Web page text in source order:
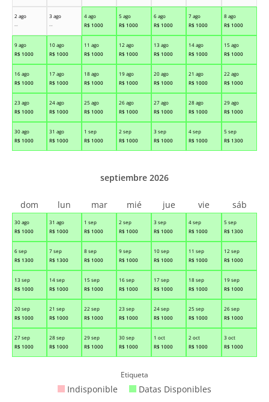
2 ago
--
3 ago
--
4 ago
R$ 1000
5 ago
R$ 1000
6 ago
R$ 1000
7 ago
R$ 1000
8 ago
R$ 1000
9 ago
R$ 1000
10 ago
R$ 1000
11 ago
R$ 1000
12 ago
R$ 1000
13 ago
R$ 1000
14 ago
R$ 1000
15 ago
R$ 1000
16 ago
R$ 1000
17 ago
R$ 1000
18 ago
R$ 1000
19 ago
R$ 1000
20 ago
R$ 1000
21 ago
R$ 1000
22 ago
R$ 1000
23 ago
R$ 1000
24 ago
R$ 1000
25 ago
R$ 1000
26 ago
R$ 1000
27 ago
R$ 1000
28 ago
R$ 1000
29 ago
R$ 1000
30 ago
R$ 1000
31 ago
R$ 1000
1 sep
R$ 1000
2 sep
R$ 1000
3 sep
R$ 1000
4 sep
R$ 1000
5 sep
R$ 1300
30 ago
R$ 1000
31 ago
R$ 1000
1 sep
R$ 1000
2 sep
R$ 1000
3 sep
R$ 1000
4 sep
R$ 1000
5 sep
R$ 1300
6 sep
R$ 1300
7 sep
R$ 1300
8 sep
R$ 1000
9 sep
R$ 1000
10 sep
R$ 1000
11 sep
R$ 1000
12 sep
R$ 1000
13 sep
R$ 1000
14 sep
R$ 1000
15 sep
R$ 1000
16 sep
R$ 1000
17 sep
R$ 1000
18 sep
R$ 1000
19 sep
R$ 1000
20 sep
R$ 1000
21 sep
R$ 1000
22 sep
R$ 1000
23 sep
R$ 1000
24 sep
R$ 1000
25 sep
R$ 1000
26 sep
R$ 1000
27 sep
R$ 1000
28 sep
R$ 1000
29 sep
R$ 1000
30 sep
R$ 1000
1 oct
R$ 1000
2 oct
R$ 1000
3 oct
R$ 1000
septiembre 2026
dom lun mar mié jue vie sáb
Etiqueta
Indisponible Datas Disponibles